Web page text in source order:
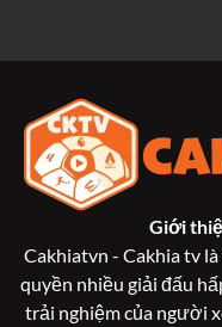
Giới
Cakhiatvn - Cakhia tv
quyền nhiều giải đấu
trải nghiệm của người